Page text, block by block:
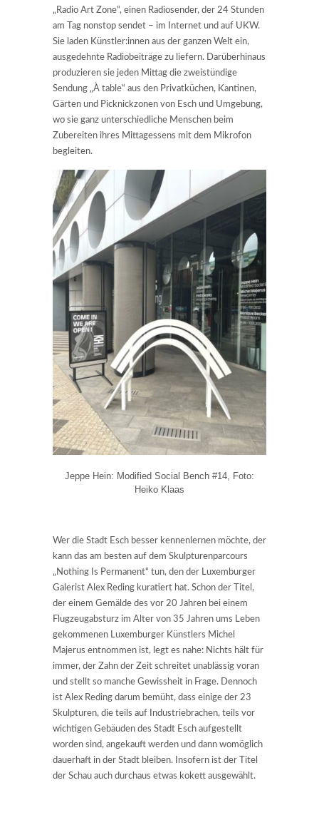
„Radio Art Zone“, einen Radiosender, der 24 Stunden
am Tag nonstop sendet – im Internet und auf UKW.
Sie laden Künstler:innen aus der ganzen Welt ein,
ausgedehnte Radiobeiträge zu liefern. Darüberhinaus
produzieren sie jeden Mittag die zweistündige
Sendung „À table“ aus den Privatküchen, Kantinen,
Gärten und Picknickzonen von Esch und Umgebung,
wo sie ganz unterschiedliche Menschen beim
Zubereiten ihres Mittagessens mit dem Mikrofon
begleiten.
Jeppe Hein: Modified Social Bench #14, Foto:
Heiko Klaas
Wer die Stadt Esch besser kennenlernen möchte, der
kann das am besten auf dem Skulpturenparcours
„Nothing Is Permanent“ tun, den der Luxemburger
Galerist Alex Reding kuratiert hat. Schon der Titel,
der einem Gemälde des vor 20 Jahren bei einem
Flugzeugabsturz im Alter von 35 Jahren ums Leben
gekommenen Luxemburger Künstlers Michel
Majerus entnommen ist, legt es nahe: Nichts hält für
immer, der Zahn der Zeit schreitet unablässig voran
und stellt so manche Gewissheit in Frage. Dennoch
ist Alex Reding darum bemüht, dass einige der 23
Skulpturen, die teils auf Industriebrachen, teils vor
wichtigen Gebäuden des Stadt Esch aufgestellt
worden sind, angekauft werden und dann womöglich
dauerhaft in der Stadt bleiben. Insofern ist der Titel
der Schau auch durchaus etwas kokett ausgewählt.